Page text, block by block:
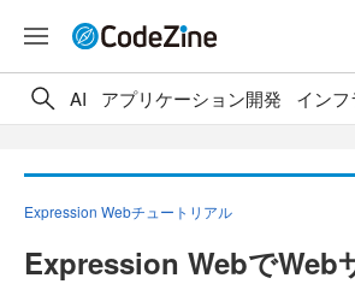
AI アプリケーション開発 インフ
Expression Webチュートリアル
Expression WebでWeb